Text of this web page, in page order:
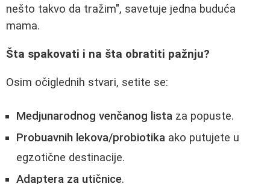
nešto takvo da tražim", savetuje jedna buduća
mama.
Šta spakovati i na šta obratiti pažnju?
Osim očiglednih stvari, setite se:
Medjunarodnog venčanog lista za popuste.
Probuavnih lekova/probiotika ako putujete u
egzotične destinacije.
Adaptera za utičnice.